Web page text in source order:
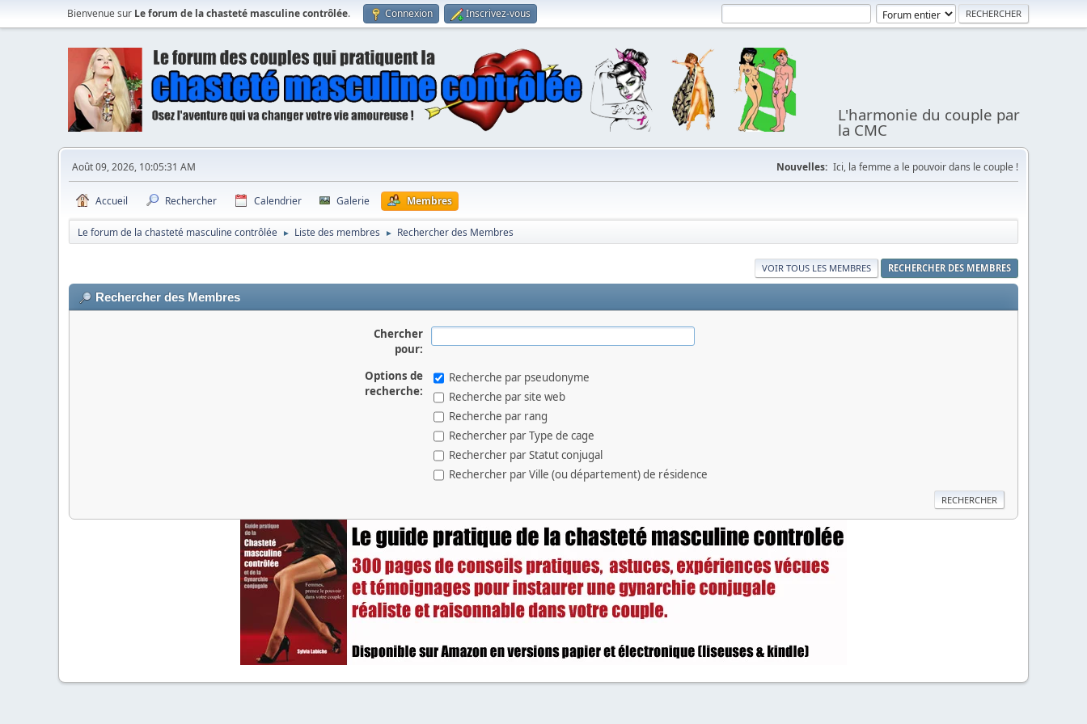
Bienvenue sur Le forum de la chasteté masculine contrôlée. Connexion Inscrivez-vous
L'harmonie du couple par
la CMC
Août 09, 2026, 10:05:31 AM Nouvelles: Ici, la femme a le pouvoir dans le couple !
Accueil Rechercher Calendrier Galerie Membres
Le forum de la chasteté masculine contrôlée ► Liste des membres ► Rechercher des Membres
VOIR TOUS LES MEMBRES RECHERCHER DES MEMBRES
Rechercher des Membres
Chercher
pour:
Options de
recherche:
Recherche par pseudonyme
Recherche par site web
Recherche par rang
Rechercher par Type de cage
Rechercher par Statut conjugal
Rechercher par Ville (ou département) de résidence